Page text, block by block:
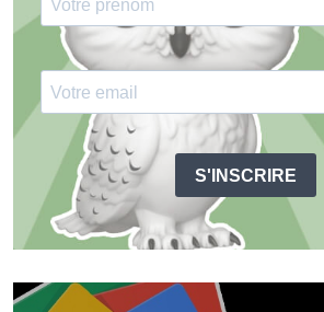
S'INSCRIRE